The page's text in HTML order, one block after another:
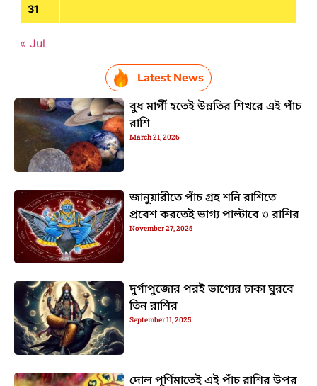
31
« Jul
Latest News
বুধ মার্গী হতেই উন্নতির শিখরে এই পাঁচ
রাশি
March 21, 2026
জানুয়ারীতে পাঁচ গ্রহ শনি রাশিতে
প্রবেশ করতেই ভাগ্য পাল্টাবে ৩ রাশির
November 27, 2025
দুর্গাপুজোর পরই ভাগ্যের চাকা ঘুরবে
তিন রাশির
September 11, 2025
দোল পূর্ণিমাতেই এই পাঁচ রাশির উপর